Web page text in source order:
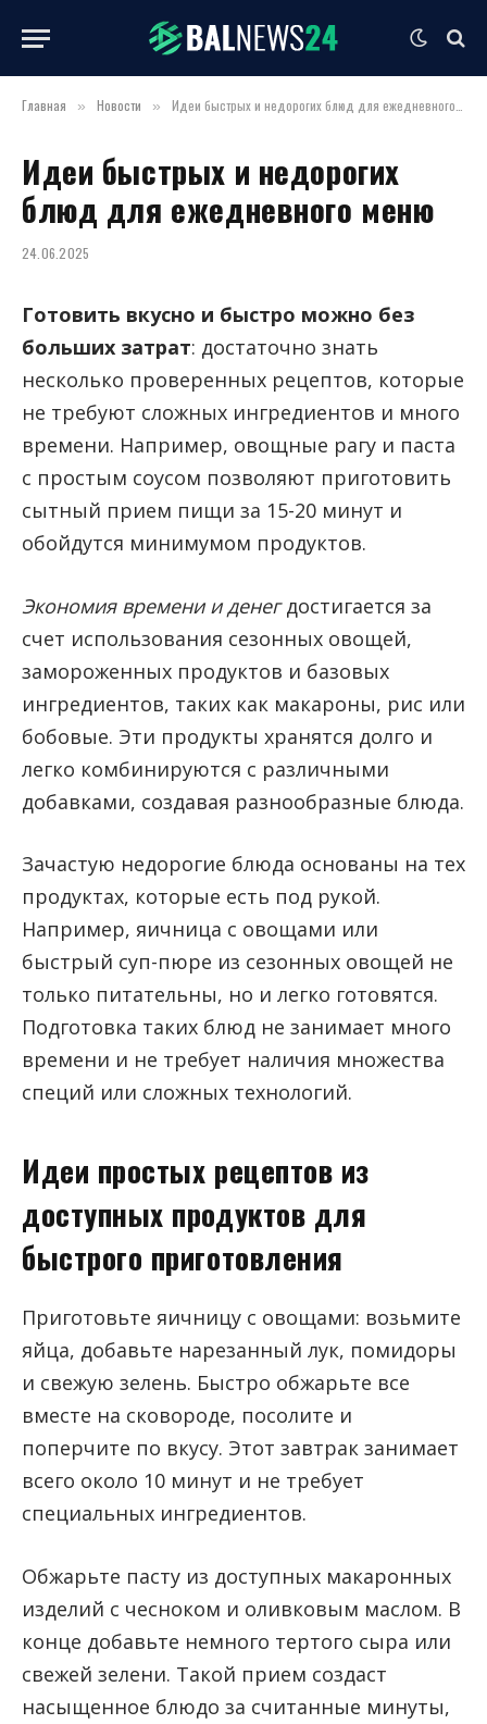
Главная » Новости » Идеи быстрых и недорогих блюд для ежедневного меню
Идеи быстрых и недорогих
блюд для ежедневного меню
24.06.2025
Готовить вкусно и быстро можно без
больших затрат: достаточно знать
несколько проверенных рецептов, которые
не требуют сложных ингредиентов и много
времени. Например, овощные рагу и паста
с простым соусом позволяют приготовить
сытный прием пищи за 15-20 минут и
обойдутся минимумом продуктов.
Экономия времени и денегдостигается за
счет использования сезонных овощей,
замороженных продуктов и базовых
ингредиентов, таких как макароны, рис или
бобовые. Эти продукты хранятся долго и
легко комбинируются с различными
добавками, создавая разнообразные блюда.
Зачастую недорогие блюда основаны на тех
продуктах, которые есть под рукой.
Например, яичница с овощами или
быстрый суп-пюре из сезонных овощей не
только питательны, но и легко готовятся.
Подготовка таких блюд не занимает много
времени и не требует наличия множества
специй или сложных технологий.
Идеи простых рецептов из
доступных продуктов для
быстрого приготовления
Приготовьте яичницу с овощами: возьмите
яйца, добавьте нарезанный лук, помидоры
и свежую зелень. Быстро обжарьте все
вместе на сковороде, посолите и
поперчите по вкусу. Этот завтрак занимает
всего около 10 минут и не требует
специальных ингредиентов.
Обжарьте пасту из доступных макаронных
изделий с чесноком и оливковым маслом. В
конце добавьте немного тертого сыра или
свежей зелени. Такой прием создаст
насыщенное блюдо за считанные минуты,